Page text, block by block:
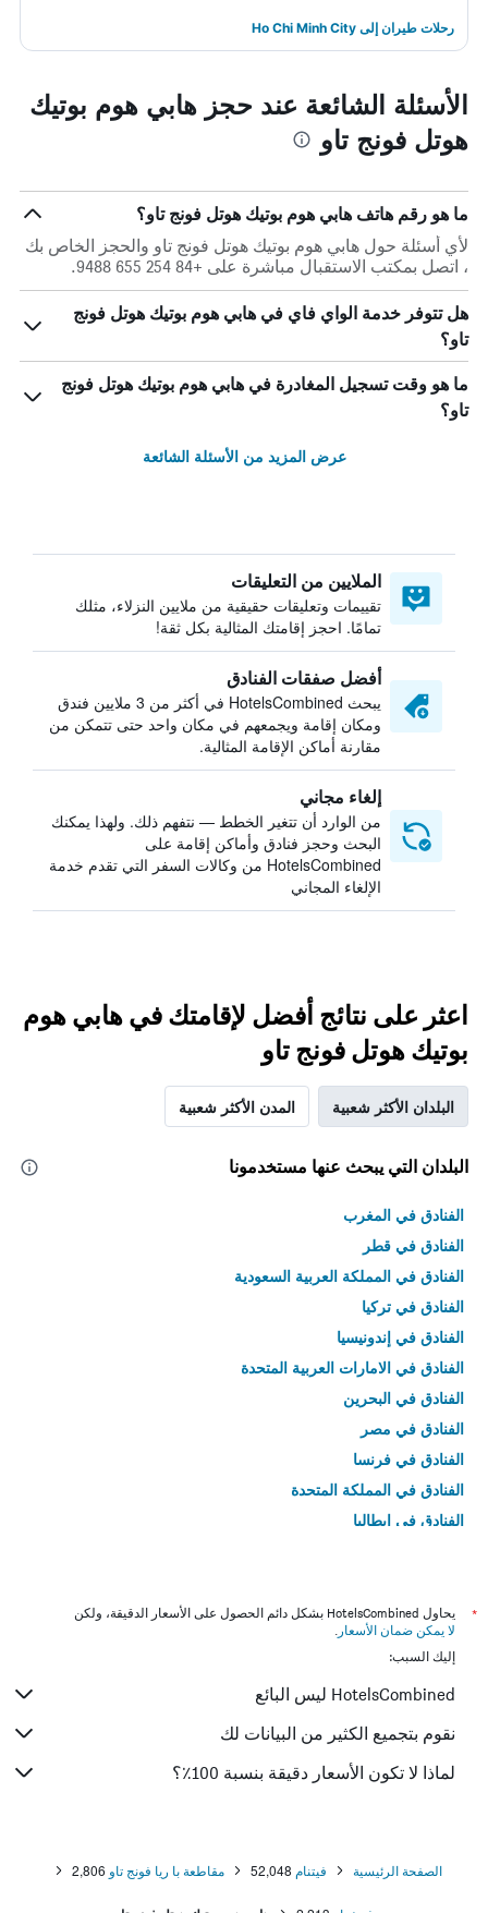
رحلات طيران إلى Ho Chi Minh City
الأسئلة الشائعة عند حجز هابي هوم بوتيك
هوتل فونج تاو
ما هو رقم هاتف هابي هوم بوتيك هوتل فونج تاو؟
لأي أسئلة حول هابي هوم بوتيك هوتل فونج تاو والحجز الخاص بك
، اتصل بمكتب الاستقبال مباشرة على +84 254 655 9488.
هل تتوفر خدمة الواي فاي في هابي هوم بوتيك هوتل فونج
تاو؟
ما هو وقت تسجيل المغادرة في هابي هوم بوتيك هوتل فونج
تاو؟
عرض المزيد من الأسئلة الشائعة
الملايين من التعليقات
تقييمات وتعليقات حقيقية من ملايين النزلاء، مثلك
تمامًا. احجز إقامتك المثالية بكل ثقة!
أفضل صفقات الفنادق
يبحث HotelsCombined في أكثر من 3 ملايين فندق
ومكان إقامة ويجمعهم في مكان واحد حتى تتمكن من
مقارنة أماكن الإقامة المثالية.
إلغاء مجاني
من الوارد أن تتغير الخطط — نتفهم ذلك. ولهذا يمكنك
البحث وحجز فنادق وأماكن إقامة على
HotelsCombined من وكالات السفر التي تقدم خدمة
الإلغاء المجاني
اعثر على نتائج أفضل لإقامتك في هابي هوم
بوتيك هوتل فونج تاو
البلدان الأكثر شعبية المدن الأكثر شعبية
البلدان التي يبحث عنها مستخدمونا
الفنادق في المغرب
الفنادق في قطر
الفنادق في المملكة العربية السعودية
الفنادق في تركيا
الفنادق في إندونيسيا
الفنادق في الامارات العربية المتحدة
الفنادق في البحرين
الفنادق في مصر
الفنادق في فرنسا
الفنادق في المملكة المتحدة
الفنادق في إيطاليا
*
يحاول HotelsCombined بشكل دائم الحصول على الأسعار الدقيقة، ولكن
لا يمكن ضمان الأسعار .
إليك السبب:
HotelsCombined ليس البائع
نقوم بتجميع الكثير من البيانات لك
لماذا لا تكون الأسعار دقيقة بنسبة 100٪؟
الصفحة الرئيسية فيتنام 52,048 مقاطعة با ريا فونج تاو 2,806